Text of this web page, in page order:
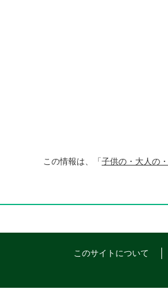
この情報は、「子供の・大人の
このサイトについて